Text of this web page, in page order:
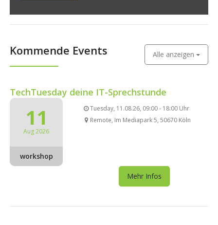
Kommende Events Alle anzeigen
TechTuesday deine IT-Sprechstunde
11
Aug 2026
workshop
Tuesday, 11.08.26, 09:00 - 18:00 Uhr
Remote, Im Mediapark 5, 50670 Köln
Mehr Infos